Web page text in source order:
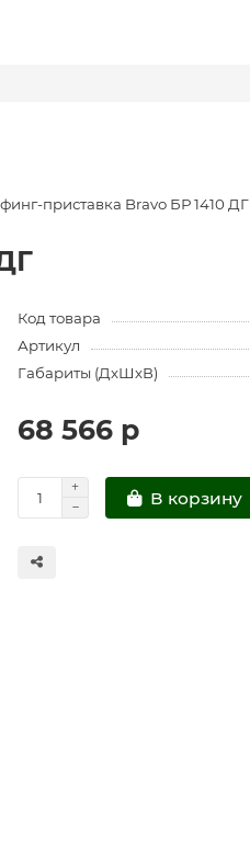
приставка Bravo БР 1410 ДГ
Код товара
Артикул
Габариты (ДхШхВ)
68 566 р
В корзину